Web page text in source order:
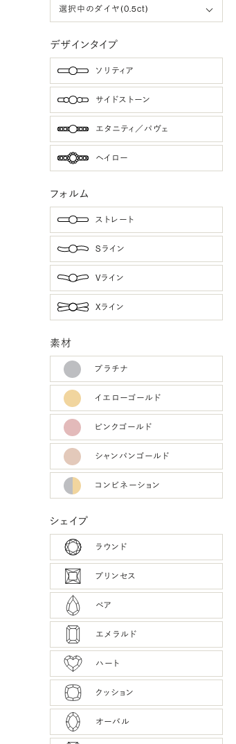
デザインタイプ
ソリティア
サイドストーン
エタニティ／パヴェ
ヘイロー
フォルム
ストレート
Sライン
Vライン
Xライン
素材
プラチナ
イエローゴールド
ピンクゴールド
シャンパンゴールド
コンビネーション
シェイプ
ラウンド
プリンセス
ペア
エメラルド
ハート
クッション
オーバル